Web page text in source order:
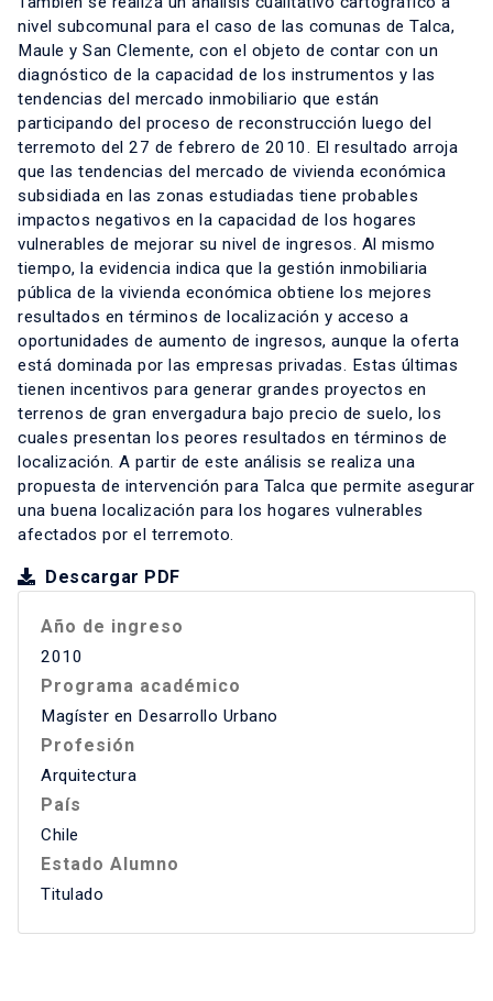
nivel subcomunal para el caso de las comunas de Talca,
Maule y San Clemente, con el objeto de contar con un
diagnóstico de la capacidad de los instrumentos y las
tendencias del mercado inmobiliario que están
participando del proceso de reconstrucción luego del
terremoto del 27 de febrero de 2010. El resultado arroja
que las tendencias del mercado de vivienda económica
subsidiada en las zonas estudiadas tiene probables
impactos negativos en la capacidad de los hogares
vulnerables de mejorar su nivel de ingresos. Al mismo
tiempo, la evidencia indica que la gestión inmobiliaria
pública de la vivienda económica obtiene los mejores
resultados en términos de localización y acceso a
oportunidades de aumento de ingresos, aunque la oferta
está dominada por las empresas privadas. Estas últimas
tienen incentivos para generar grandes proyectos en
terrenos de gran envergadura bajo precio de suelo, los
cuales presentan los peores resultados en términos de
localización. A partir de este análisis se realiza una
propuesta de intervención para Talca que permite asegurar
una buena localización para los hogares vulnerables
afectados por el terremoto.
Descargar PDF
Año de ingreso
2010
Programa académico
Magíster en Desarrollo Urbano
Profesión
Arquitectura
País
Chile
Estado Alumno
Titulado